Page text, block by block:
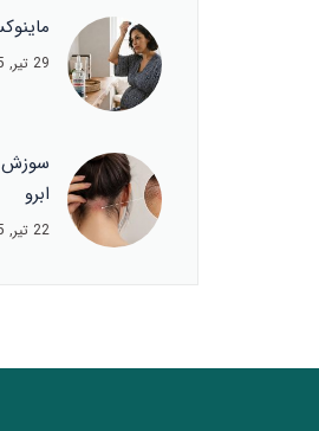
29 تیر, 1405
سوزش
ابرو
22 تیر, 1405